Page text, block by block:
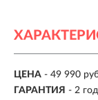
ЦЕНА - 49 990
ГАРАНТИЯ - 2